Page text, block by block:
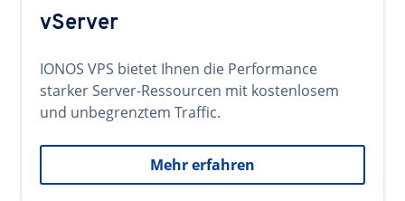
vServer
IONOS VPS bietet Ihnen die Performance
starker Server-Ressourcen mit kostenlosem
und unbegrenztem Traffic.
Mehr erfahren